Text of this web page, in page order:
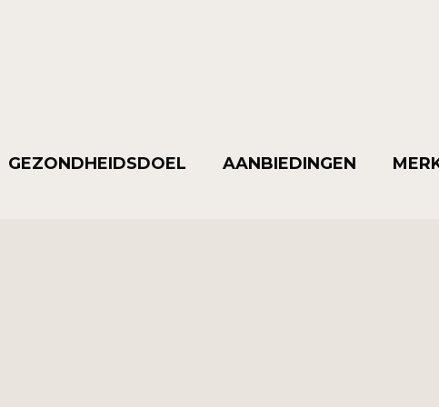
GEZONDHEIDSDOEL AANBIEDINGEN